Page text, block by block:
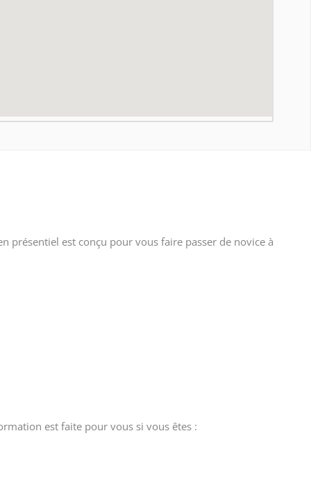
présentiel est conçu pour vous faire passer de novice à
est faite pour vous si vous êtes :